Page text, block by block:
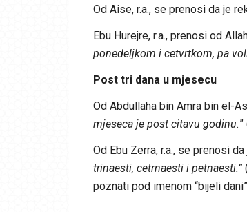
Od Aise, r.a., se prenosi da je
Ebu Hurejre, r.a., prenosi od
ponedeljkom i cetvrtkom, pa
Post tri dana u mjesecu
Od Abdullaha bin Amra bin el-
mjeseca je post citavu godinu.
Od Ebu Zerra, r.a., se prenosi
trinaesti, cetrnaesti i petnaesti.”
poznati pod imenom “bijeli